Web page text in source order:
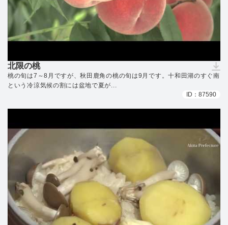
北限の桃
（ダウンロードできません）
桃の旬は7～8月ですが、秋田鹿角の桃の旬は9月です。十和田湖のすぐ南
という冷涼気候の割には盆地で夏が...
ID：87590